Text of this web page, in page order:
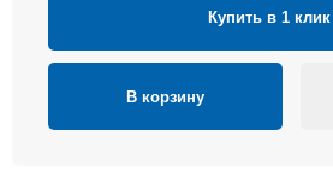
Купить в 1 клик
В корзину